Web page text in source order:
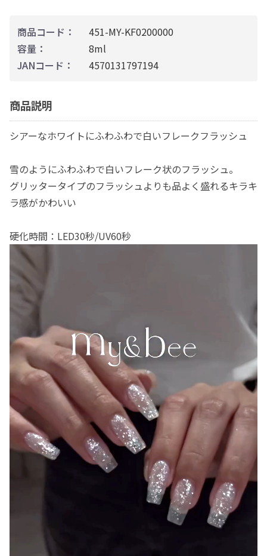
商品コード：
451-MY-KF0200000
容量：
8ml
JANコード：
4570131797194
商品説明
シアーなホワイトにふわふわで白いフレークフラッシュ
雪のようにふわふわで白いフレーク状のフラッシュ。
グリッタータイプのフラッシュよりも品よく盛れるキラキ
ラ感がかわいい
硬化時間：LED30秒/UV60秒